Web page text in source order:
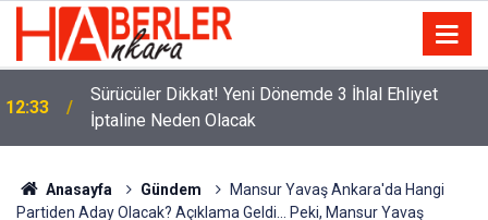
12:33
Sürücüler Dikkat! Yeni Dönemde 3 İhlal Ehliyet
İptaline Neden Olacak
Anasayfa Gündem
Mansur Yavaş Ankara'da Hangi
Partiden Aday Olacak? Açıklama Geldi… Peki, Mansur Yavaş